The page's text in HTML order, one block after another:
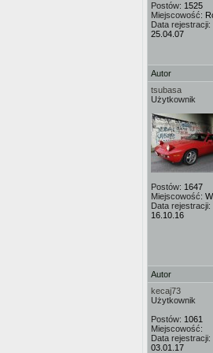
Postów: 1525
Miejscowość:
Data rejestracji:
25.04.07
Autor
tsubasa
Użytkownik
Postów: 1647
Miejscowość:
Data rejestracji:
16.10.16
Autor
kecaj73
Użytkownik
Postów: 1061
Miejscowość:
Data rejestracji:
03.01.17